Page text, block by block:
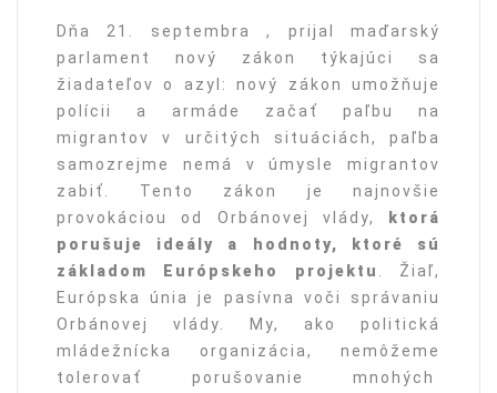
Dňa 21. septembra , prijal maďarský
parlament nový zákon týkajúci sa
žiadateľov o azyl: nový zákon umožňuje
polícii a armáde začať paľbu na
migrantov v určitých situáciách, paľba
samozrejme nemá v úmysle migrantov
zabiť. Tento zákon je najnovšie
provokáciou od Orbánovej vlády, ktorá
porušuje ideály a hodnoty, ktoré sú
základom Európskeho projektu
. Žiaľ,
Európska únia je pasívna voči správaniu
Orbánovej vlády. My, ako politická
mládežnícka organizácia, nemôžeme
tolerovať porušovanie mnohých